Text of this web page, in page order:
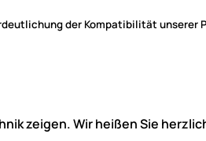
der Kompatibilität unserer
zeigen. Wir heißen Sie